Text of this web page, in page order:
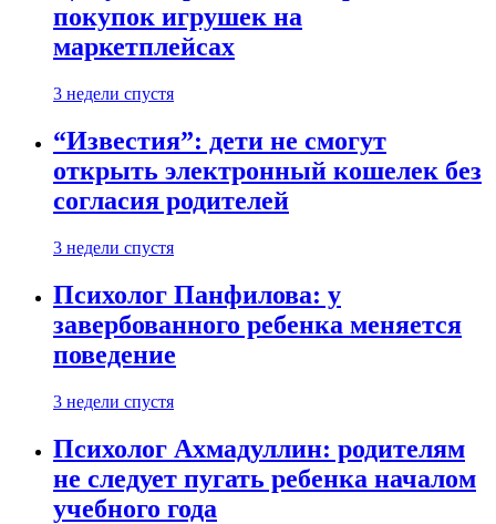
покупок игрушек на
маркетплейсах
3 недели спустя
“Известия”: дети не смогут
открыть электронный кошелек без
согласия родителей
3 недели спустя
Психолог Панфилова: у
завербованного ребенка меняется
поведение
3 недели спустя
Психолог Ахмадуллин: родителям
не следует пугать ребенка началом
учебного года